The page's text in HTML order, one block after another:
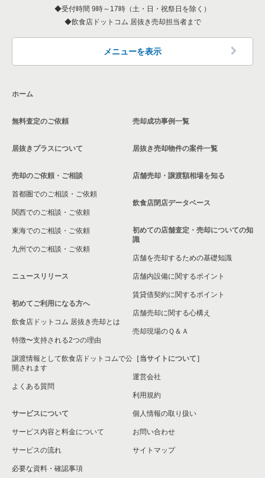
墨田区の飲食店の居抜き売却物件の案件一覧
品川区の飲食店の居抜き売却物件の案件一覧
中野区の飲食店の居抜き売却物件の案件一覧
東京23区の和食の居抜き売却物件の案件一覧
東京23区の洋食の居抜き売却物件の案件一覧
受付時間 9時～17時（土・日・祝祭日を除く）
飲食店ドットコム 居抜き売却担当者まで
メニューを表示
ホーム
無料査定のご依頼
居抜きプラスについて
売却のご依頼・ご相談
首都圏でのご相談・ご依頼
関西でのご相談・ご依頼
東海でのご相談・ご依頼
九州でのご相談・ご依頼
ニュースリリース
初めてご利用になる方へ
飲食店ドットコム 居抜き売却とは
特徴〜支持される2つの理由
譲渡情報として飲食店ドットコムで公
開されます
よくある質問
サービスについて
サービス内容と料金について
サービスの流れ
必要な資料・確認事項
売却成功事例一覧
居抜き売却物件の案件一覧
店舗売却・譲渡額相場を知る
飲食店閉店データベース
初めての店舗査定・売却についての知
識
店舗を売却するための基礎知識
店舗内設備に関するポイント
賃貸借契約に関するポイント
店舗売却に関する心構え
売却現場のＱ＆Ａ
［当サイトについて］
運営会社
利用規約
個人情報の取り扱い
お問い合わせ
サイトマップ